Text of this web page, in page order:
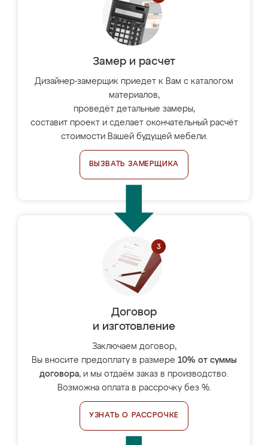
Замер и расчет
Дизайнер-замерщик приедет к Вам с каталогом
материалов,
проведёт детальные замеры,
составит проект и сделает окончательный расчёт
стоимости Вашей будущей мебели.
ВЫЗВАТЬ ЗАМЕРЩИКА
Договор
и изготовление
Заключаем договор,
Вы вносите предоплату в размере 10% от суммы
договора, и мы отдаём заказ в производство.
Возможна оплата в рассрочку без %.
УЗНАТЬ О РАССРОЧКЕ